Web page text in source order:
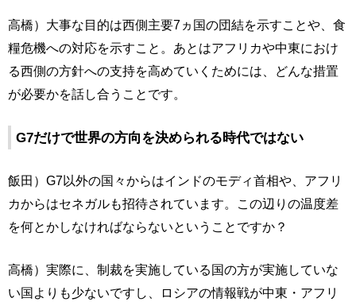
高橋）大事な目的は西側主要7ヵ国の団結を示すことや、食
糧危機への対応を示すこと。あとはアフリカや中東におけ
る西側の方針への支持を高めていくためには、どんな措置
が必要かを話し合うことです。
G7だけで世界の方向を決められる時代ではない
飯田）G7以外の国々からはインドのモディ首相や、アフリ
カからはセネガルも招待されています。この辺りの温度差
を何とかしなければならないということですか？
高橋）実際に、制裁を実施している国の方が実施していな
い国よりも少ないですし、ロシアの情報戦が中東・アフリ